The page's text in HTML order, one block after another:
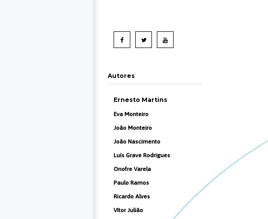
Autores
Ernesto Martins
Eva Monteiro
João Monteiro
João Nascimento
Luís Grave Rodrigues
Onofre Varela
Paulo Ramos
Ricardo Alves
Vítor Julião